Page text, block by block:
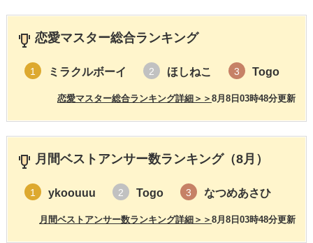
恋愛マスター総合ランキング
1 ミラクルボーイ 2 ほしねこ 3 Togo
8月8日03時48分更新
恋愛マスター総合ランキング詳細＞＞
月間ベストアンサー数ランキング（8月）
1 ykoouuu 2 Togo 3 なつめあさひ
8月8日03時48分更新
月間ベストアンサー数ランキング詳細＞＞